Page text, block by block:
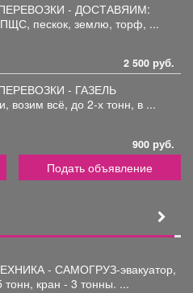
- ДОСТАВЯИМ:
ПЩС, пескок, землю, торф, ...
2 500 руб.
- ГАЗЕЛЬ
возим всё, до 2-х тонн, в ...
900 руб.
Подать объявление
- САМОГРУЗ-эвакуатор,
тонн, кран - 3 тонны. ...